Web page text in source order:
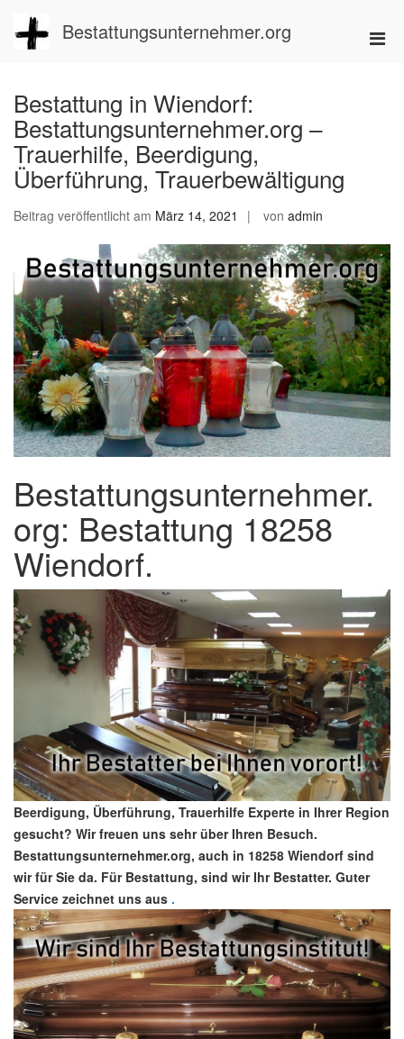
Inhalt
springen
Bestattungsunternehmer.org
Bestattung in Wiendorf:
Bestattungsunternehmer.org –
Trauerhilfe, Beerdigung,
Überführung, Trauerbewältigung
Beitrag veröffentlicht am März 14, 2021 von admin
Bestattungsunternehmer.
org: Bestattung 18258
Wiendorf.
Beerdigung, Überführung, Trauerhilfe Experte in Ihrer Region
gesucht? Wir freuen uns sehr über Ihren Besuch.
Bestattungsunternehmer.org, auch in 18258 Wiendorf sind
wir für Sie da. Für Bestattung, sind wir Ihr Bestatter. Guter
Service zeichnet uns aus .